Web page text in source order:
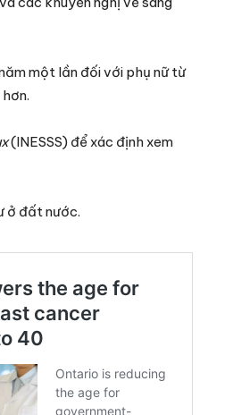
một lần đối với phụ nữ từ
(INESSS) để xác định xem
ở đất nước.